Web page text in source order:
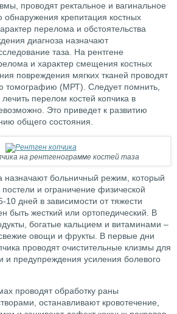
проводят ректальное и вагинальное
крепитация костных
перелома и обстоятельства
диагноза назначают
таза. На рентгене
и характер смещения костных
повреждения мягких тканей проводят
томографию (МРТ). Следует помнить,
лечить перелом костей копчика в
Это приведет к развитию
общего состояния.
на рентгенограмме костей таза
назначают больничный режим, который
и ограничение физической
10 дней в зависимости от тяжести
быть жесткий или ортопедический. В
богатые кальцием и витаминами –
овощи и фрукты. В первые дни
проводят очистительные клизмы для
и предупреждения усиления болевого
проводят обработку раны
останавливают кровотечение,